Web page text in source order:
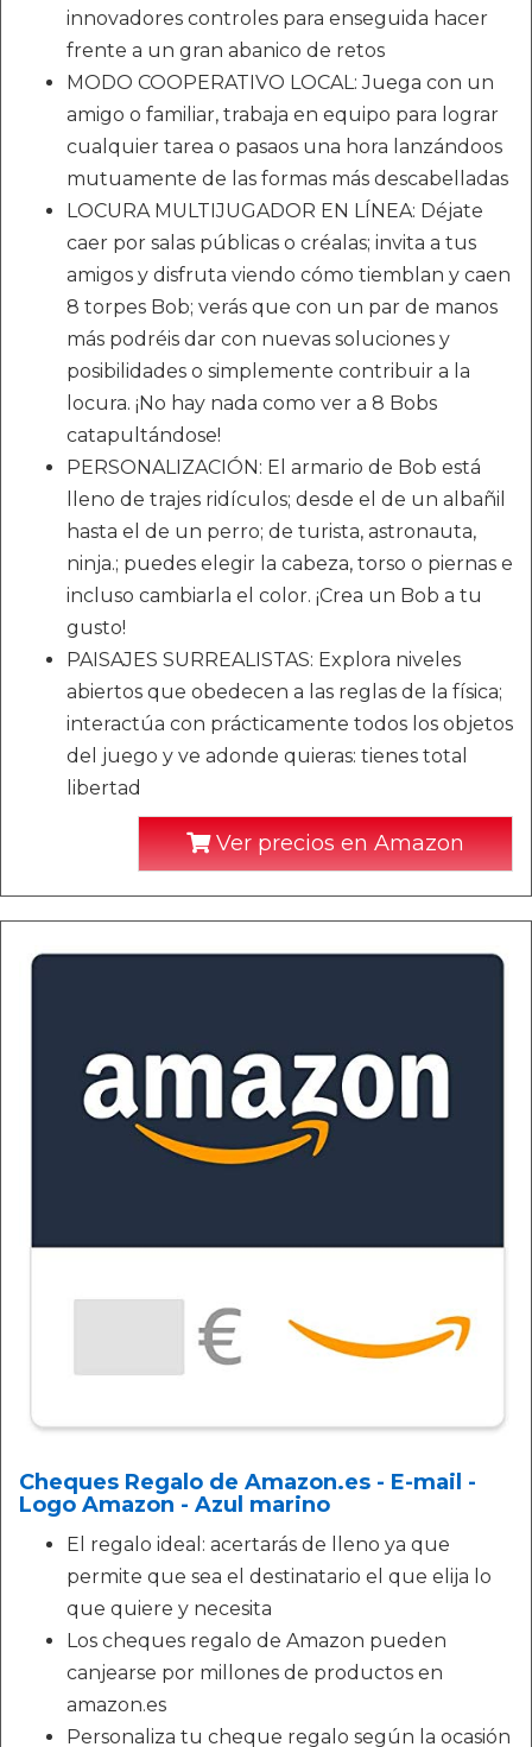
innovadores controles para enseguida hacer
frente a un gran abanico de retos
MODO COOPERATIVO LOCAL: Juega con un
amigo o familiar, trabaja en equipo para lograr
cualquier tarea o pasaos una hora lanzándoos
mutuamente de las formas más descabelladas
LOCURA MULTIJUGADOR EN LÍNEA: Déjate
caer por salas públicas o créalas; invita a tus
amigos y disfruta viendo cómo tiemblan y caen
8 torpes Bob; verás que con un par de manos
más podréis dar con nuevas soluciones y
posibilidades o simplemente contribuir a la
locura. ¡No hay nada como ver a 8 Bobs
catapultándose!
PERSONALIZACIÓN: El armario de Bob está
lleno de trajes ridículos; desde el de un albañil
hasta el de un perro; de turista, astronauta,
ninja.; puedes elegir la cabeza, torso o piernas e
incluso cambiarla el color. ¡Crea un Bob a tu
gusto!
PAISAJES SURREALISTAS: Explora niveles
abiertos que obedecen a las reglas de la física;
interactúa con prácticamente todos los objetos
del juego y ve adonde quieras: tienes total
libertad
Ver precios en Amazon
Cheques Regalo de Amazon.es - E-mail -
Logo Amazon - Azul marino
El regalo ideal: acertarás de lleno ya que
permite que sea el destinatario el que elija lo
que quiere y necesita
Los cheques regalo de Amazon pueden
canjearse por millones de productos en
amazon.es
Personaliza tu cheque regalo según la ocasión